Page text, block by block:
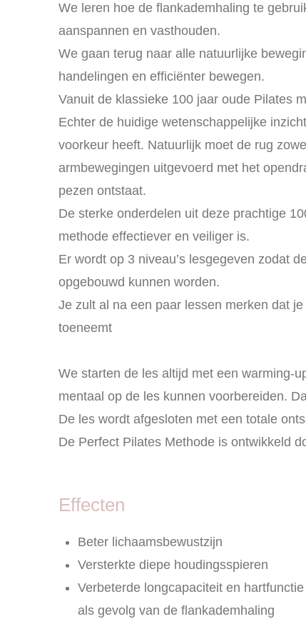
We leren hoe de flankademhaling te
aanspannen en vasthouden.
We gaan terug naar alle natuurlijke
handelingen en efficiënter bewegen.
Vanuit de klassieke 100 jaar oude Pilates
Echter de huidige wetenschappelijke
voorkeur heeft. Natuurlijk moet de rug
armbewegingen uitgevoerd met het
pezen ontstaat.
De sterke onderdelen uit deze prachtige
methode effectiever en veiliger is.
Er wordt op 3 niveau’s lesgegeven zodat
opgebouwd kunnen worden.
Je zult al na een paar lessen merken dat
toeneemt
We starten de les altijd met een warming-
mentaal op de les kunnen voorbereiden.
De les wordt afgesloten met een totale
De Perfect Pilates Methode is ontwikkeld
Effecten
Beter lichaamsbewustzijn
Versterkte diepe houdingsspieren
Verbeterde longcapaciteit en hartfunctie
als gevolg van de flankademhaling